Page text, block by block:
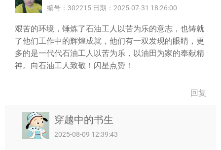
编号：302215 日期：2025-07-31 18:26:00
艰苦的环境，锤炼了石油工人以苦为乐的意志，也铸就
了他们工作中的辉煌成就，他们有一双发现的眼睛，更
多的是一代代石油工人以苦为乐，以油田为家的奉献精
神。向石油工人致敬！闪星点赞！
回复
穿越中的书生
2025-08-09 12:39:43